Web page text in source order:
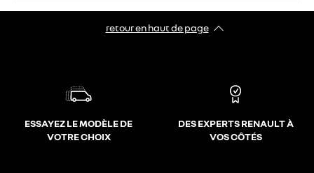
retour en haut de page​
ESSAYEZ LE MODÈLE DE
VOTRE CHOIX
DES EXPERTS RENAULT À
VOS CÔTÉS